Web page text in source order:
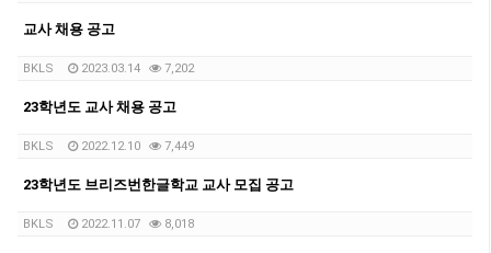
교사 채용 공고
BKLS 2023.03.14 7,202
23학년도 교사 채용 공고
BKLS 2022.12.10 7,449
23학년도 브리즈번한글학교 교사 모집 공고
BKLS 2022.11.07 8,018